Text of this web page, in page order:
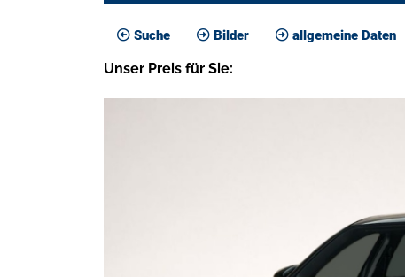
Suche Bilder allgemeine Daten
Unser Preis für Sie: